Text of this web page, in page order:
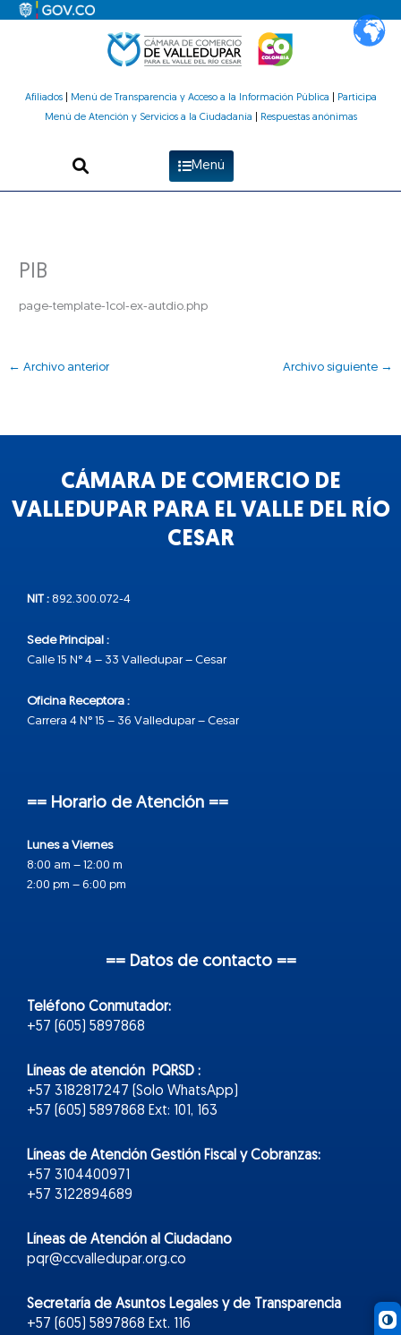
Afiliados| Menú de Transparencia y Acceso a la Información Pública
Participa
Menú de Atención y Servicios a la Ciudadanía
Respuestas anónimas
Menú
PIB
page-template-1col-ex-autdio.php
← Archivo anterior Archivo siguiente →
CÁMARA DE COMERCIO DE
VALLEDUPAR PARA EL VALLE DEL RÍO
CESAR
NIT : 892.300.072-4
Sede Principal :
Calle 15 N° 4 – 33 Valledupar – Cesar
Oficina Receptora :
Carrera 4 N° 15 – 36 Valledupar – Cesar
== Horario de Atención ==
Lunes a Viernes
8:00 am – 12:00 m
2:00 pm – 6:00 pm
== Datos de contacto ==
Teléfono Conmutador:
+57 (605) 5897868
Líneas de atención PQRSD :
+57 3182817247 (Solo WhatsApp)
+57 (605) 5897868 Ext: 101, 163
Líneas de Atención Gestión Fiscal y Cobranzas:
+57 3104400971
+57 3122894689
Líneas de Atención al Ciudadano
pqr@ccvalledupar.org.co
Secretaría de Asuntos Legales y de Transparencia
+57 (605) 5897868 Ext. 116